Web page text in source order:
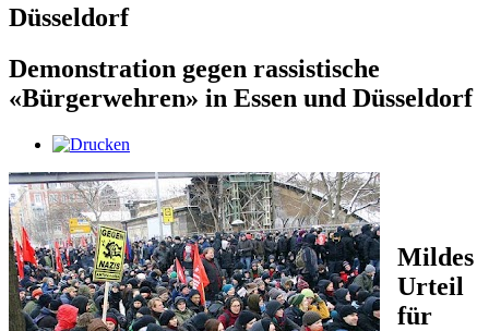
Düsseldorf
Demonstration gegen rassistische
«Bürgerwehren» in Essen und Düsseldorf
Mildes
Urteil
für